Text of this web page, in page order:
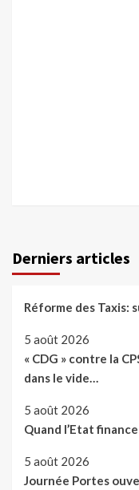
Derniers articles
Réforme des Taxis:
5 août 2026
« CDG » contre la
dans le vide…
5 août 2026
Quand l’Etat
5 août 2026
Journée Portes